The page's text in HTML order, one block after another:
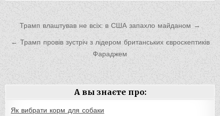
Навигация
по
записям
Трамп влаштував не всіх: в США запахло майданом →
← Трамп провів зустріч з лідером британських євроскептиків
Фараджем
А вы знаєте про:
Як вибрати корм для собаки